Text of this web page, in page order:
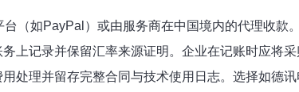
（如PayPal）或由服务商在中国境内的代理收
上记录并保留汇率来源证明。企业在记账时应将采
处理并留存完整合同与技术使用日志。选择如德